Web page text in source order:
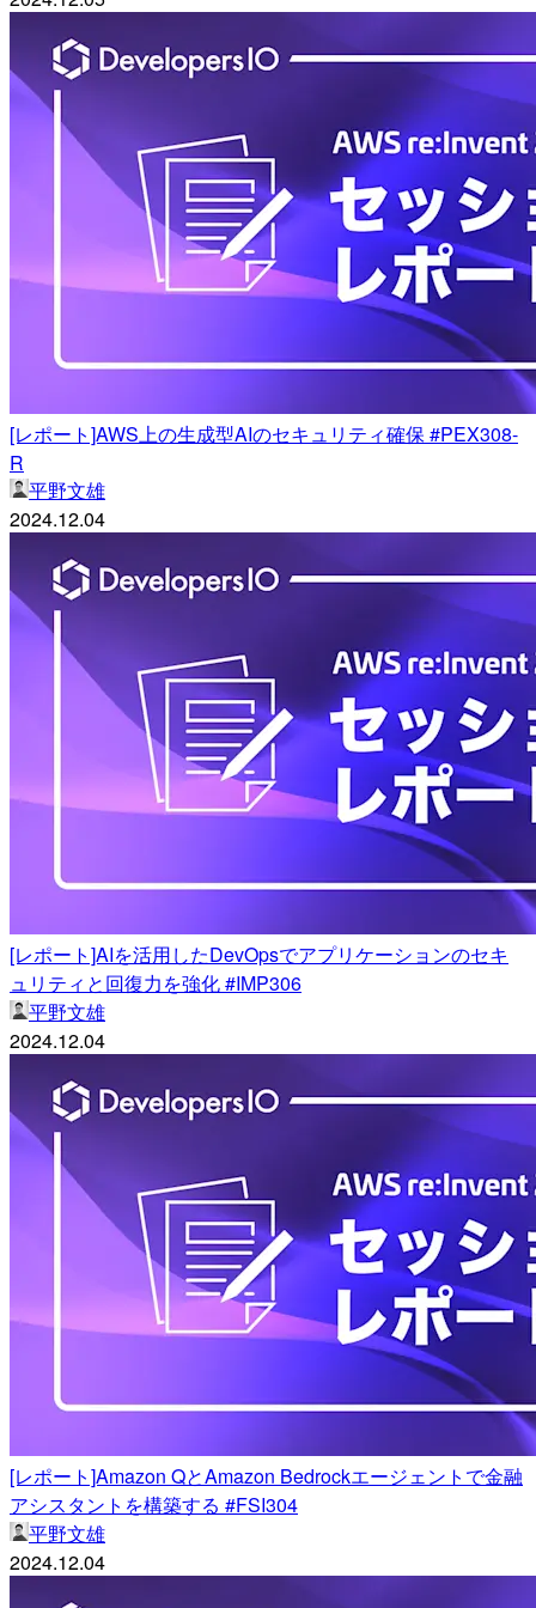
[レポート]AWS上の生成型AIのセキュリティ確保 #PEX308-
R
平野文雄
2024.12.04
[レポート]AIを活用したDevOpsでアプリケーションのセキ
ュリティと回復力を強化 #IMP306
平野文雄
2024.12.04
[レポート]Amazon QとAmazon Bedrockエージェントで金融
アシスタントを構築する #FSI304
平野文雄
2024.12.04